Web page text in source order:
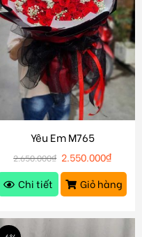
Yêu Em M765
2.650.000₫ 2.550.000₫
Chi tiết
Giỏ hàng